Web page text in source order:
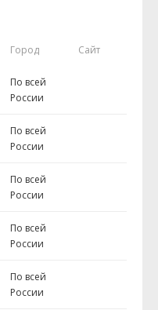
Город Сайт
По всей
России
По всей
России
По всей
России
По всей
России
По всей
России